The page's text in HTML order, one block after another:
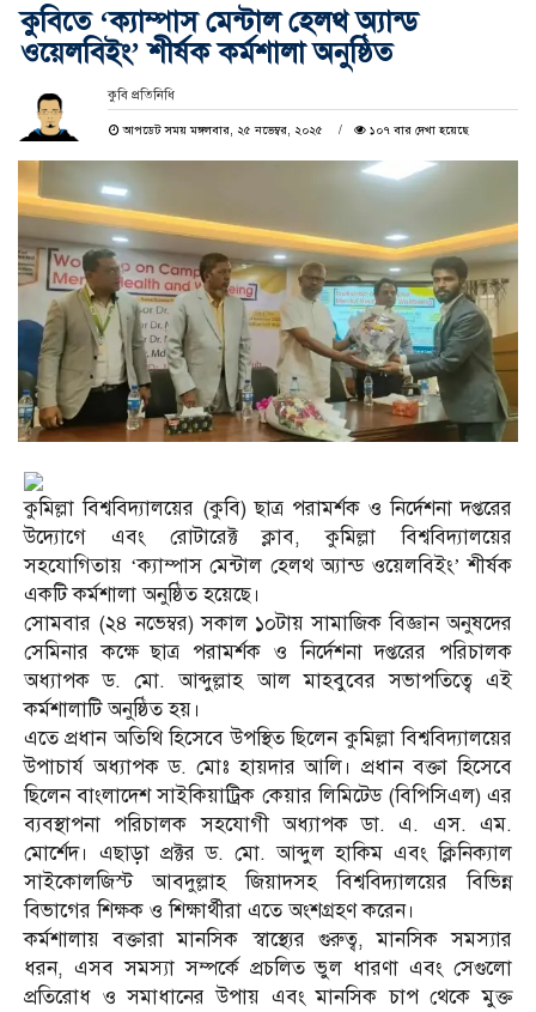
কুবিতে ‘ক্যাম্পাস মেন্টাল হেলথ অ্যান্ড
ওয়েলবিইং’ শীর্ষক কর্মশালা অনুষ্ঠিত
কুবি প্রতিনিধি
আপডেট সময় মঙ্গলবার, ২৫ নভেম্বর, ২০২৫ ১০৭ বার দেখা হয়েছে
কুমিল্লা বিশ্ববিদ্যালয়ের (কুবি) ছাত্র পরামর্শক ও নির্দেশনা দপ্তরের
উদ্যোগে এবং রোটারেক্ট ক্লাব, কুমিল্লা বিশ্ববিদ্যালয়ের
সহযোগিতায় ‘ক্যাম্পাস মেন্টাল হেলথ অ্যান্ড ওয়েলবিইং’ শীর্ষক
একটি কর্মশালা অনুষ্ঠিত হয়েছে।
সোমবার (২৪ নভেম্বর) সকাল ১০টায় সামাজিক বিজ্ঞান অনুষদের
সেমিনার কক্ষে ছাত্র পরামর্শক ও নির্দেশনা দপ্তরের পরিচালক
অধ্যাপক ড. মো. আব্দুল্লাহ আল মাহবুবের সভাপতিত্বে এই
কর্মশালাটি অনুষ্ঠিত হয়।
এতে প্রধান অতিথি হিসেবে উপস্থিত ছিলেন কুমিল্লা বিশ্ববিদ্যালয়ের
উপাচার্য অধ্যাপক ড. মোঃ হায়দার আলি। প্রধান বক্তা হিসেবে
ছিলেন বাংলাদেশ সাইকিয়াট্রিক কেয়ার লিমিটেড (বিপিসিএল) এর
ব্যবস্থাপনা পরিচালক সহযোগী অধ্যাপক ডা. এ. এস. এম.
মোর্শেদ। এছাড়া প্রক্টর ড. মো. আব্দুল হাকিম এবং ক্লিনিক্যাল
সাইকোলজিস্ট আবদুল্লাহ জিয়াদসহ বিশ্ববিদ্যালয়ের বিভিন্ন
বিভাগের শিক্ষক ও শিক্ষার্থীরা এতে অংশগ্রহণ করেন।
কর্মশালায় বক্তারা মানসিক স্বাস্থ্যের গুরুত্ব, মানসিক সমস্যার
ধরন, এসব সমস্যা সম্পর্কে প্রচলিত ভুল ধারণা এবং সেগুলো
প্রতিরোধ ও সমাধানের উপায় এবং মানসিক চাপ থেকে মুক্ত